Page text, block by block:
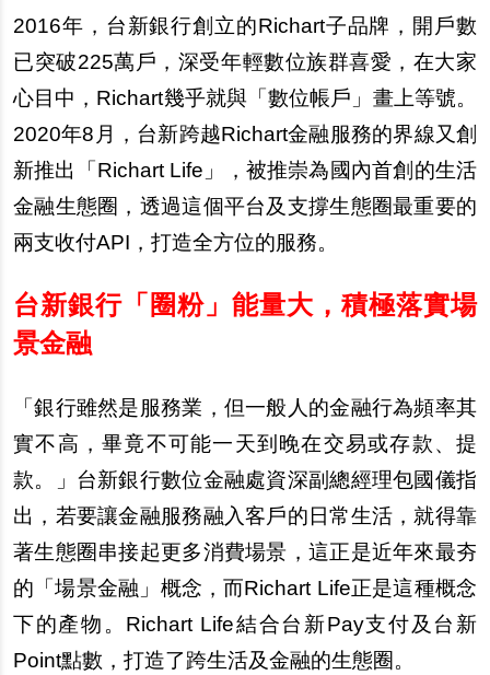
2016年，台新銀行創立的Richart子品牌，開 戶數
已突破225萬戶 ，深受年輕數位族群喜愛，在大家
心目中，Richart幾乎就與「數位帳戶 」畫上等號。
2020年8月，台新跨越Richart金融服務的界線又創
新推出「Richart Life」，被推崇為國內首創的生活
金融生態圈，透過這個平台及支撐生態圈最重要的
兩支收付API，打造全方位的服務。
台新銀行「圈粉」能量大，積極落實場
景金融
「銀行雖然是服務業，但一般人的金融行為頻率其
實不高，畢竟不可能一天到 晚在交易或存款、提
款。」台新銀行數位金融處資深副總經理包國儀指
出，若要讓金融服務融入客戶的日常生活，就得靠
著生態圈串接起更多消費場景，這正是近年來最夯
的「場景金融」概念，而Richart Life正是這種概念
下的產物。Richart Life結合台新Pay支付及台新
Point點數，打造了跨生活及金融的生態圈。